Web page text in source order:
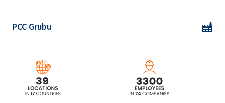
PCC Grubu
ROKAmina®L30B (Lauryl betain)